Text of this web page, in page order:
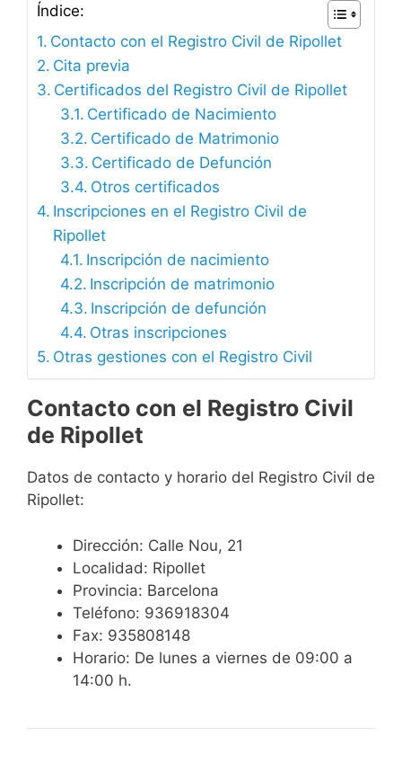
Índice:
Contacto con el Registro Civil de Ripollet
Cita previa
Certificados del Registro Civil de Ripollet
Certificado de Nacimiento
Certificado de Matrimonio
Certificado de Defunción
Otros certificados
Inscripciones en el Registro Civil de
Ripollet
Inscripción de nacimiento
Inscripción de matrimonio
Inscripción de defunción
Otras inscripciones
Otras gestiones con el Registro Civil
Contacto con el Registro Civil
de Ripollet
Datos de contacto y horario del Registro Civil de
Ripollet:
Dirección: Calle Nou, 21
Localidad: Ripollet
Provincia: Barcelona
Teléfono: 936918304
Fax: 935808148
Horario: De lunes a viernes de 09:00 a
14:00 h.